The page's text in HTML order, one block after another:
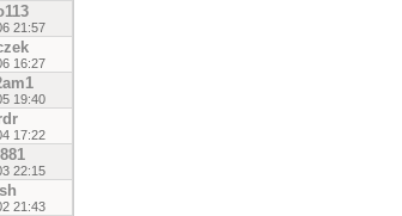
21:57
16:27
19:40
17:22
22:15
21:43